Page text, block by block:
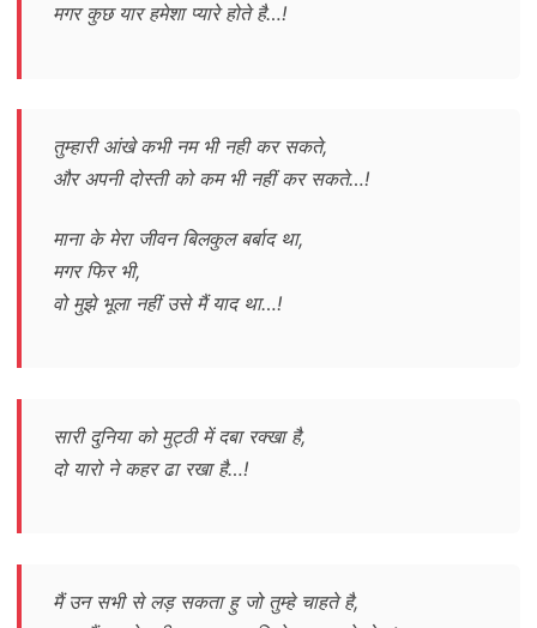
मगर कुछ यार हमेशा प्यारे होते है…!
तुम्हारी आंखे कभी नम भी नही कर सकते,
और अपनी दोस्ती को कम भी नहीं कर सकते…!
माना के मेरा जीवन बिलकुल बर्बाद था,
मगर फिर भी,
वो मुझे भूला नहीं उसे मैं याद था…!
सारी दुनिया को मुट्ठी में दबा रक्खा है,
दो यारो ने कहर ढा रखा है…!
मैं उन सभी से लड़ सकता हु जो तुम्हे चाहते है,